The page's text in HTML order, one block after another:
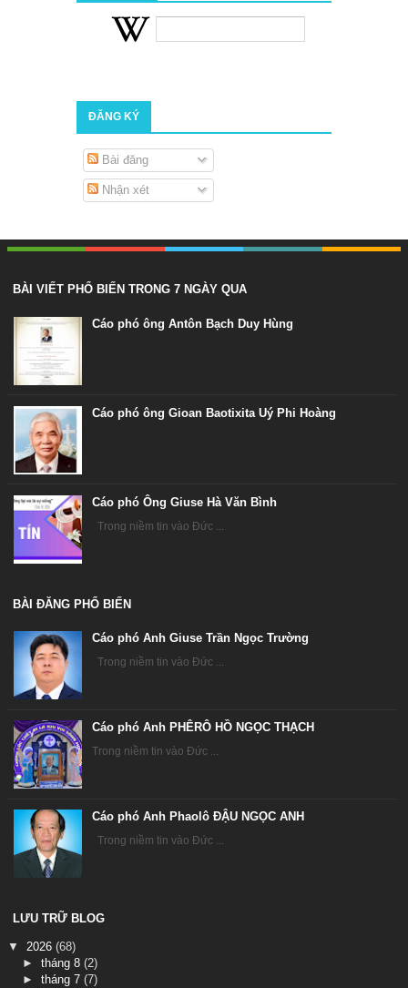
ĐĂNG KÝ
Bài đăng
Nhận xét
BÀI VIẾT PHỔ BIẾN TRONG 7 NGÀY QUA
Cáo phó ông Antôn Bạch Duy Hùng
Cáo phó ông Gioan Baotixita Uý Phi Hoàng
Cáo phó Ông Giuse Hà Văn Bình
Trong niềm tin vào Đức ...
BÀI ĐĂNG PHỔ BIẾN
Cáo phó Anh Giuse Trần Ngọc Trường
Trong niềm tin vào Đức ...
Cáo phó Anh PHÊRÔ HỒ NGỌC THẠCH
Trong niềm tin vào Đức ...
Cáo phó Anh Phaolô ĐẬU NGỌC ANH
Trong niềm tin vào Đức ...
LƯU TRỮ BLOG
▼ 2026 (68)
► tháng 8 (2)
► tháng 7 (7)